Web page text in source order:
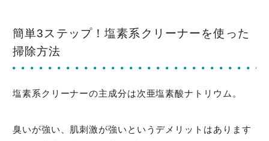
簡単3ステップ！塩素系クリーナーを使った
掃除方法
塩素系クリーナーの主成分は次亜塩素酸ナトリウム。
臭いが強い、肌刺激が強いというデメリットはあります